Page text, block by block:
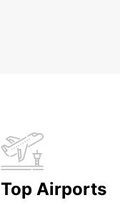
Top Airports